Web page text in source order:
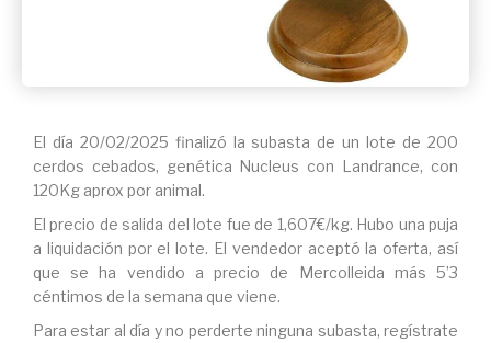
El día 20/02/2025 finalizó la subasta de un lote de 200
cerdos cebados, genética Nucleus con Landrance, con
120Kg aprox por animal.
El precio de salida del lote fue de 1,607€/kg. Hubo una puja
a liquidación por el lote. El vendedor aceptó la oferta, así
que se ha vendido a precio de Mercolleida más 5’3
céntimos de la semana que viene.
Para estar al día y no perderte ninguna subasta, regístrate